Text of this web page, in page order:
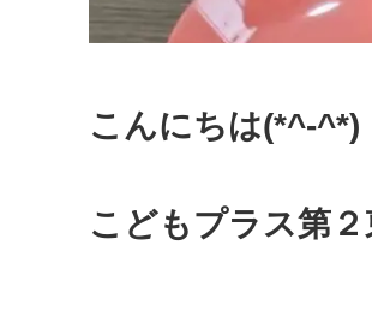
こんにちは(*^-^*)
こどもプラス第